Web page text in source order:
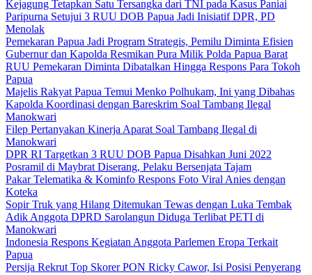
Kejagung Tetapkan Satu Tersangka dari TNI pada Kasus Paniai
Paripurna Setujui 3 RUU DOB Papua Jadi Inisiatif DPR, PD
Menolak
Pemekaran Papua Jadi Program Strategis, Pemilu Diminta Efisien
Gubernur dan Kapolda Resmikan Pura Milik Polda Papua Barat
RUU Pemekaran Diminta Dibatalkan Hingga Respons Para Tokoh
Papua
Majelis Rakyat Papua Temui Menko Polhukam, Ini yang Dibahas
Kapolda Koordinasi dengan Bareskrim Soal Tambang Ilegal
Manokwari
Filep Pertanyakan Kinerja Aparat Soal Tambang Ilegal di
Manokwari
DPR RI Targetkan 3 RUU DOB Papua Disahkan Juni 2022
Posramil di Maybrat Diserang, Pelaku Bersenjata Tajam
Pakar Telematika & Kominfo Respons Foto Viral Anies dengan
Koteka
Sopir Truk yang Hilang Ditemukan Tewas dengan Luka Tembak
Adik Anggota DPRD Sarolangun Diduga Terlibat PETI di
Manokwari
Indonesia Respons Kegiatan Anggota Parlemen Eropa Terkait
Papua
Persija Rekrut Top Skorer PON Ricky Cawor, Isi Posisi Penyerang